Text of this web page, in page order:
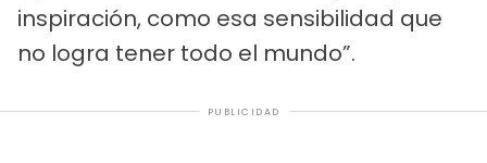
inspiración, como esa sensibilidad que
no logra tener todo el mundo”.
PUBLICIDAD